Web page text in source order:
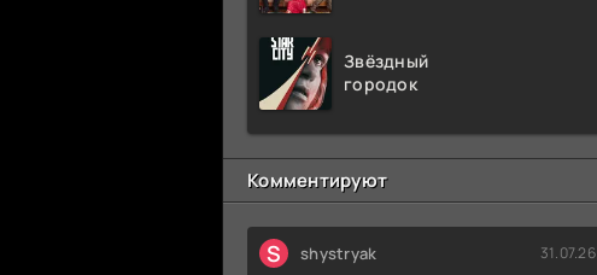
Звёздный
городок
Комментируют
S shystryak 31.07.26